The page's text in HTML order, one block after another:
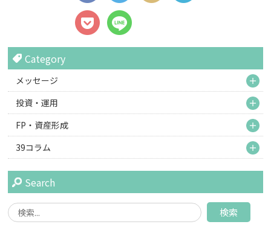
Category
メッセージ
投資・運用
FP・資産形成
39コラム
Search